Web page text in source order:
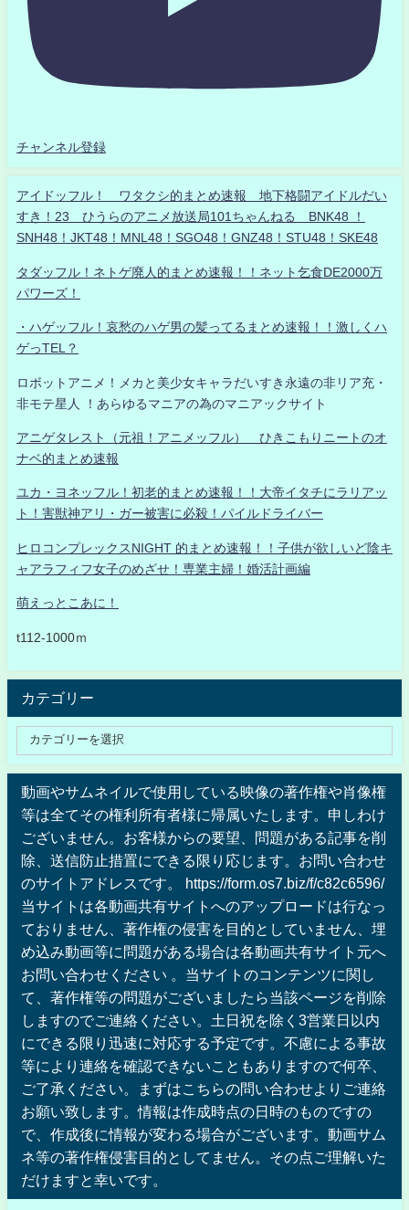
チャンネル登録
アイドッフル！ ワタクシ的まとめ速報 地下格闘アイドルだい
すき！23 ひうらのアニメ放送局101ちゃんねる BNK48 ！
SNH48！JKT48！MNL48！SGO48！GNZ48！STU48！SKE48
タダッフル！ネトゲ廃人的まとめ速報！！ネット乞食DE2000万
パワーズ！
・ハゲッフル！哀愁のハゲ男の髪ってるまとめ速報！！激しくハ
ゲっTEL？
ロボットアニメ！メカと美少女キャラだいすき永遠の非リア充・
非モテ星人 ！あらゆるマニアの為のマニアックサイト
アニゲタレスト（元祖！アニメッフル） ひきこもりニートのオ
ナベ的まとめ速報
ユカ・ヨネッフル！初老的まとめ速報！！大帝イタチにラリアッ
ト！害獣神アリ・ガー被害に必殺！パイルドライバー
ヒロコンプレックスNIGHT 的まとめ速報！！子供が欲しいど陰キ
ャアラフィフ女子のめざせ！専業主婦！婚活計画編
萌えっとこあに！
t112-1000ｍ
カテゴリー
動画やサムネイルで使用している映像の著作権や肖像権
等は全てその権利所有者様に帰属いたします。申しわけ
ございません。お客様からの要望、問題がある記事を削
除、送信防止措置にできる限り応じます。お問い合わせ
のサイトアドレスです。 https://form.os7.biz/f/c82c6596/
当サイトは各動画共有サイトへのアップロードは行なっ
ておりません、著作権の侵害を目的としていません、埋
め込み動画等に問題がある場合は各動画共有サイト元へ
お問い合わせください 。当サイトのコンテンツに関し
て、著作権等の問題がございましたら当該ページを削除
しますのでご連絡ください。土日祝を除く3営業日以内
にできる限り迅速に対応する予定です。不慮による事故
等により連絡を確認できないこともありますので何卒、
ご了承ください。まずはこちらの問い合わせよりご連絡
お願い致します。情報は作成時点の日時のものですの
で、作成後に情報が変わる場合がございます。動画サム
ネ等の著作権侵害目的としてません。その点ご理解いた
だけますと幸いです。